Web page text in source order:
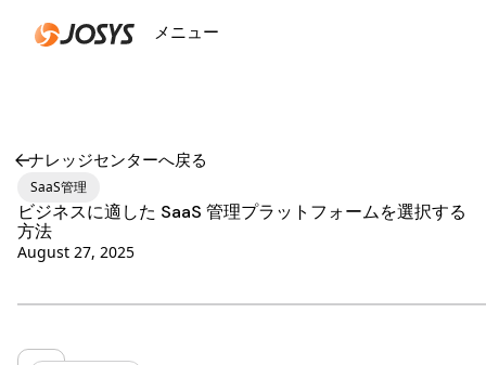
メニュー
ナレッジセンターへ戻る
SaaS管理
ビジネスに適した SaaS 管理プラットフォームを選択する
方法
August 27, 2025